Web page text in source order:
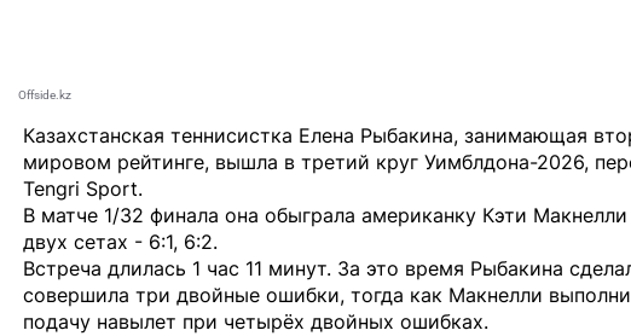
Offside.kz
Казахстанская теннисистка Елена Рыбакина, занимающая
мировом рейтинге, вышла в третий круг Уимблдона-2026,
Tengri Sport.
В матче 1/32 финала она обыграла американку Кэти
двух сетах - 6:1, 6:2.
Встреча длилась 1 час 11 минут. За это время Рыбакина
совершила три двойные ошибки, тогда как Макнелли
подачу навылет при четырёх двойных ошибках.